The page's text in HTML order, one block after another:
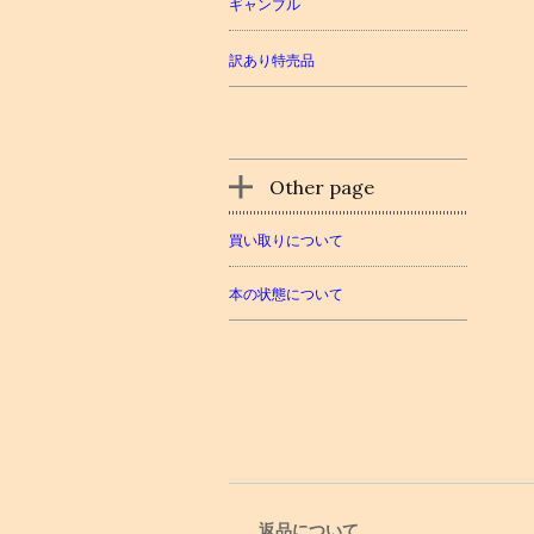
ギャンブル
訳あり特売品
Other page
買い取りについて
本の状態について